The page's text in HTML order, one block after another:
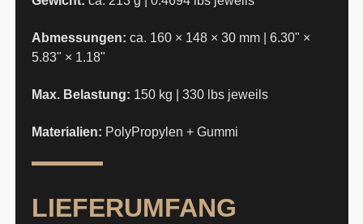
Abmessungen:ca. 160 × 148 × 30 mm | 6.30" ×
5.83" × 1.18"
Max. Belastung: 150 kg | 330 lbs jeweils
Materialien: PolyPropylen + Gummi
LIEFERUMFANG